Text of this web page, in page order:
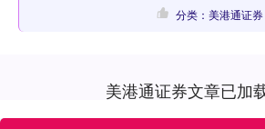
分类：美港通证券
美港通证券文章已加